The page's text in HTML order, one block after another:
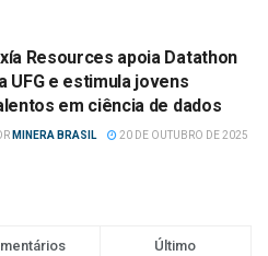
Resources apoia Datathon
UFG e estimula jovens
em ciência de dados
MINERA BRASIL 20 DE OUTUBRO DE 2025
Último